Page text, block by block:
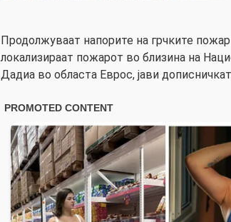
Продолжуваат напорите на грчките
локализираат пожарот во близина на
Дадиа во областа Еврос, јави